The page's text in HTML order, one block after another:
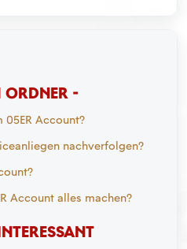
ORDNER -
05ER Account?
nachverfolgen?
Account alles machen?